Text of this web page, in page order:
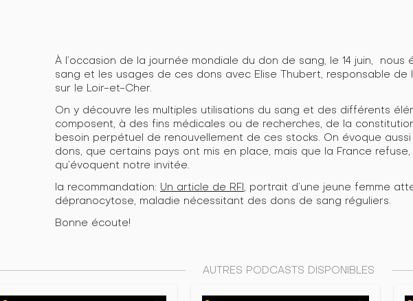
À l’occasion de la journée mondiale du don de sang, le 14 juin, nous
sang et les usages de ces dons avec Elise Thubert, responsable de
sur le Loir-et-Cher.
On y découvre les multiples utilisations du sang et des différents
composent, à des fins médicales ou de recherches, de la
besoin perpétuel de renouvellement de ces stocks. On évoque
dons, que certains pays ont mis en place, mais que la France
qu’évoquent notre invitée.
la recommandation: Un article de RFI, portrait d’une jeune femme
dépranocytose, maladie nécessitant des dons de sang réguliers.
Bonne écoute!
AUTRES PODCASTS DISPONIBLES